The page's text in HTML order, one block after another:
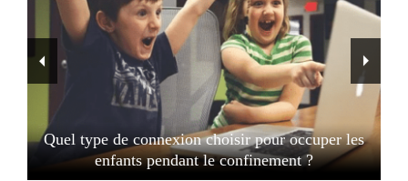
Quel type de connexion choisir pour occuper les
enfants pendant le confinement ?